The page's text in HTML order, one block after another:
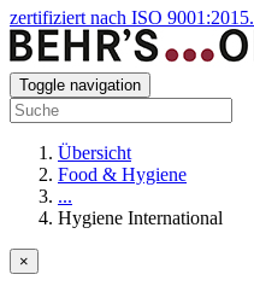
zertifiziert nach ISO 9001:2015.
Toggle navigation
Übersicht
Food & Hygiene
...
Hygiene International
×